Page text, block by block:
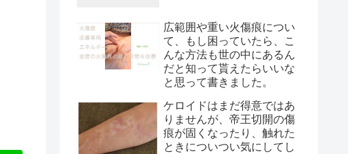
広範囲や重い火傷痕につい
て、もし困っていたら、こ
んな方法も世の中にあるん
だと知って貰えたらいいな
と思って書きました。
ケロイドはまだ得意ではあ
りませんが、帝王切開の傷
痕が固くなったり、触れた
ときについつい気にしてし